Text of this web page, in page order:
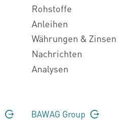
Rohstoffe
Anleihen
Währungen & Zinsen
Nachrichten
Analysen
BAWAG Group